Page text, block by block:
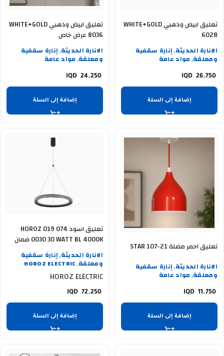
تعليق ابيض وذهبي WHITE+GOLD
6028
الانارة الحديثة, إنارة سقفية
ومعلقة, مواد عامة
26.750
إضافة إلى السلة
تعليق ابيض وذهبي WHITE+GOLD
8036 عرض خاص
الانارة الحديثة, إنارة سقفية
ومعلقة, مواد عامة
24.250
إضافة إلى السلة
تعليق احمر مضلة STAR 107-21
الانارة الحديثة, إنارة سقفية
ومعلقة, مواد عامة
11.750
إضافة إلى السلة
تعليق اسود HOROZ 019 074
0030 30 WATT BL 4000K ضمان
سنة
الانارة الحديثة, إنارة سقفية
ومعلقة,
HOROZ ELECTRIC
HOROZ ELECTRIC
72.250
إضافة إلى السلة